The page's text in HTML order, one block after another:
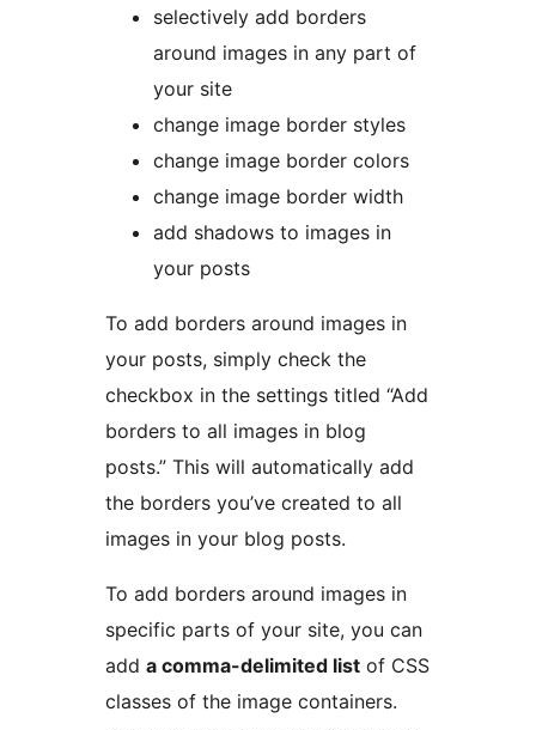
selectively add borders
around images in any part of
your site
change image border styles
change image border colors
change image border width
add shadows to images in
your posts
To add borders around images in
your posts, simply check the
checkbox in the settings titled “Add
borders to all images in blog
posts.” This will automatically add
the borders you’ve created to all
images in your blog posts.
To add borders around images in
specific parts of your site, you can
add a comma-delimited list of CSS
classes of the image containers.